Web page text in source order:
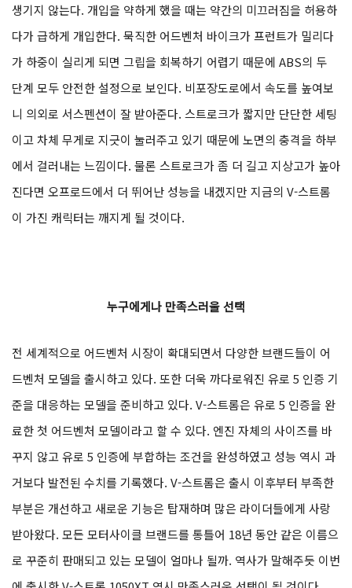
생기지 않는다. 개입을 약하게 했을 때는 약간의 미끄러짐을 허용하
다가 급하게 개입한다. 묵직한 어드벤처 바이크가 프런트가 밀리다
가 하중이 실리게 되면 그립을 회복하기 어렵기 때문에 ABS의 두
단계 모두 안전한 설정으로 보인다. 비포장도로에서 속도를 높여보
니 의외로 서스펜션이 잘 받아준다. 스트로크가 짧지만 단단한 세팅
이고 차체 무게로 지긋이 눌러주고 있기 때문에 노면의 충격을 하부
에서 걸러내는 느낌이다. 물론 스트로크가 좀 더 길고 지상고가 높아
진다면 오프로드에서 더 뛰어난 성능을 내겠지만 지금의 V-스트롬
이 가진 캐릭터는 깨지게 될 것이다.
누구에게나 만족스러울 선택
전 세계적으로 어드벤처 시장이 확대되면서 다양한 브랜드들이 어
드벤처 모델을 출시하고 있다. 또한 더욱 까다로워진 유로 5 인증 기
준을 대응하는 모델을 준비하고 있다. V-스트롬은 유로 5 인증을 완
료한 첫 어드벤처 모델이라고 할 수 있다. 엔진 자체의 사이즈를 바
꾸지 않고 유로 5 인증에 부합하는 조건을 완성하였고 성능 역시 과
거보다 발전된 수치를 기록했다. V-스트롬은 출시 이후부터 부족한
부분은 개선하고 새로운 기능은 탑재하며 많은 라이더들에게 사랑
받아왔다. 모든 모터사이클 브랜드를 통틀어 18년 동안 같은 이름으
로 꾸준히 판매되고 있는 모델이 얼마나 될까. 역사가 말해주듯 이번